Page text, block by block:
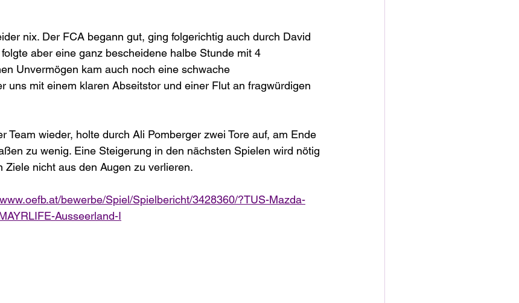
nix. Der FCA begann gut, ging folgerichtig auch durch David
aber eine ganz bescheidene halbe Stunde mit 4
Unvermögen kam auch noch eine schwache
uns mit einem klaren Abseitstor und einer Flut an fragwürdigen
Team wieder, holte durch Ali Pomberger zwei Tore auf, am Ende
zu wenig. Eine Steigerung in den nächsten Spielen wird nötig
Ziele nicht aus den Augen zu verlieren.
bewerbe/Spiel/Spielbericht/3428360/?TUS-Mazda-
Ausseerland-I